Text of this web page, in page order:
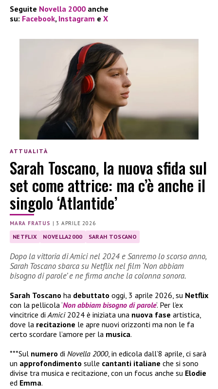
Seguite Novella 2000 anche
su: Facebook, Instagram e X
ATTUALITÀ
Sarah Toscano, la nuova sfida sul
set come attrice: ma c’è anche il
singolo ‘Atlantide’
MARA FRATUS |3 APRILE 2026
NETFLIX NOVELLA2000 SARAH TOSCANO
Dopo la vittoria di Amici nel 2024 e Sanremo lo scorso anno,
Sarah Toscano sbarca su Netflix nel film ‘Non abbiam
bisogno di parole’ e ne firma anche la colonna sonora.
Sarah Toscano ha debuttato oggi, 3 aprile 2026, su Netflix
con la pellicola ‘Non abbiam bisogno di parole‘. Per l’ex
vincitrice diAmici2024 è iniziata una nuova fase artistica,
dove la recitazione le apre nuovi orizzonti ma non le fa
certo scordare l’amore per la musica.
***Sul numero di Novella 2000, in edicola dall’8 aprile, ci sarà
un approfondimento sulle cantanti italiane che si sono
divise tra musica e recitazione, con un focus anche su Elodie
ed Emma.